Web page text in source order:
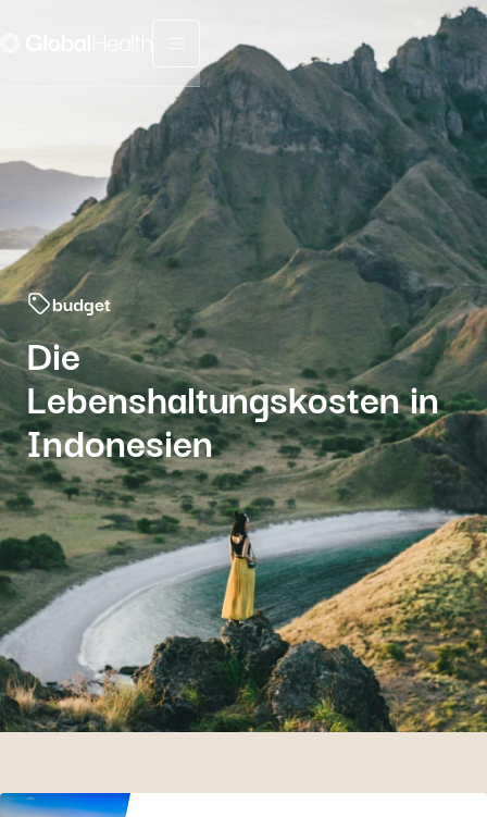
Menu fermé
budget
Die
Lebenshaltungskosten in
Indonesien